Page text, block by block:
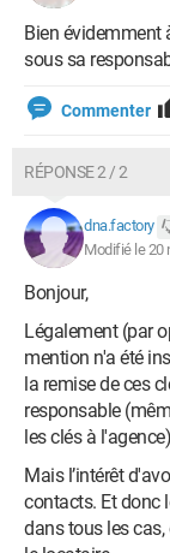
Bien évidemment
sous sa
Commenter
RÉPONSE 2 / 2
dna.factory
Modifié le 20
Bonjour,
Légalement (par
mention n'a été
la remise de ces
responsable
les clés à
Mais l’intérêt
contacts. Et donc
dans tous les cas,